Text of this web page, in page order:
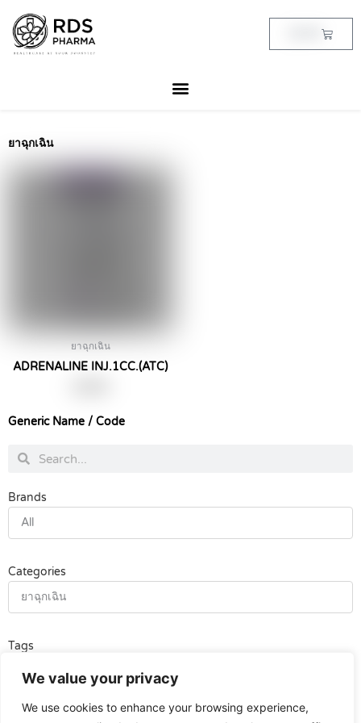
We value your privacy
We use cookies to enhance your browsing experience,
content
Cart
Generic Name / Code
SearchSearch
Brands
All
Categories
ยาฉุกเฉิน
Tags
All
ยาฉุกเฉิน
ยาฉุกเฉิน
ADRENALINE INJ.1CC.(ATC)